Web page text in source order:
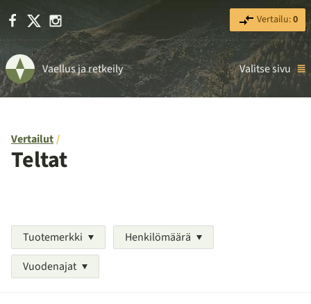
Facebook Instagram Vertailu:0
Vaellus ja retkeily Valitse sivu
Vertailut
Teltat
Tuotemerkki
Henkilömäärä
Vuodenajat